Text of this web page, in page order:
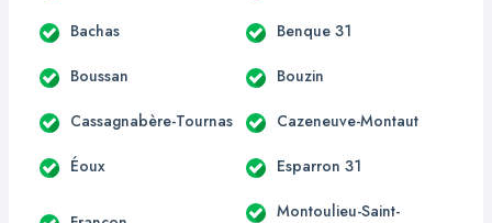
Bachas Benque 31
Boussan Bouzin
Cassagnabère-Tournas Cazeneuve-Montaut
Éoux Esparron 31
Montoulieu-Saint-